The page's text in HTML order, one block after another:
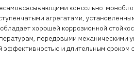
консольно-
агрегатами,
хорошей коррозионной
передовыми механическими
эффективностью и длительным сроком